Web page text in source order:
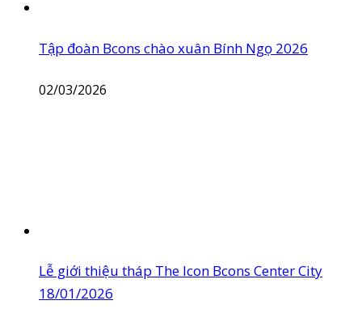
Tập đoàn Bcons chào xuân Bính Ngọ 2026
02/03/2026
Lễ giới thiệu tháp The Icon Bcons Center City
18/01/2026